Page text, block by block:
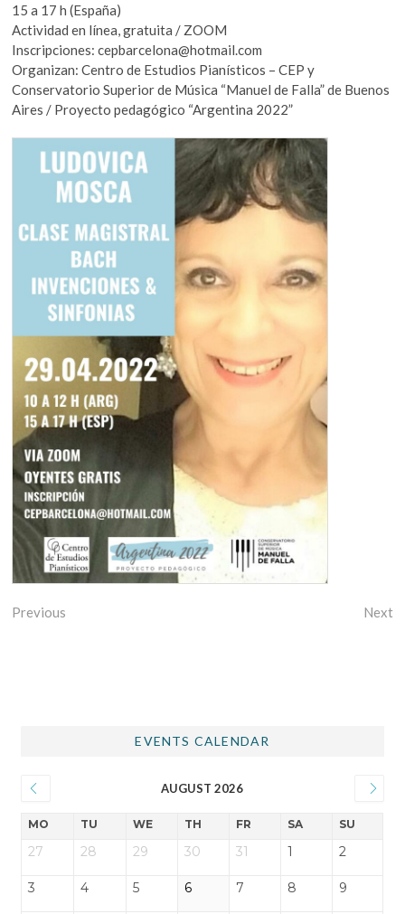
15 a 17 h (España)
Actividad en línea, gratuita / ZOOM
Inscripciones: cepbarcelona@hotmail.com
Organizan: Centro de Estudios Pianísticos – CEP y
Conservatorio Superior de Música “Manuel de Falla” de Buenos
Aires / Proyecto pedagógico “Argentina 2022”
Previous Next
EVENTS CALENDAR
AUGUST 2026
MO TU WE TH FR SA SU
27 28 29 30 31 1 2
3 4 5 6 7 8 9